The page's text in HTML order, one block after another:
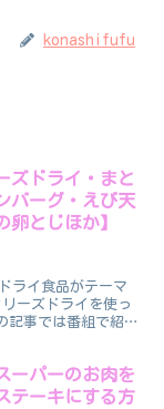
konashifufu
ズドライ・まと
バーグ・えび天
卵とじほか】
ライ食品がテーマ
ーズドライを使っ
記事では番組で紹介
ーパーのお肉を
テーキにする方